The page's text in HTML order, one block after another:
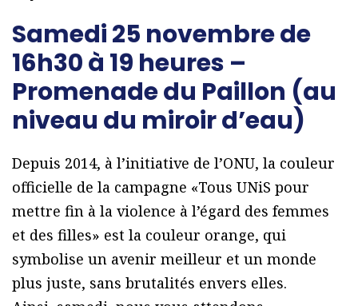
Samedi 25 novembre de
16h30 à 19 heures –
Promenade du Paillon (au
niveau du miroir d’eau)
Depuis 2014, à l’initiative de l’ONU, la couleur
officielle de la campagne «Tous UNiS pour
mettre fin à la violence à l’égard des femmes
et des filles» est la couleur orange, qui
symbolise un avenir meilleur et un monde
plus juste, sans brutalités envers elles.